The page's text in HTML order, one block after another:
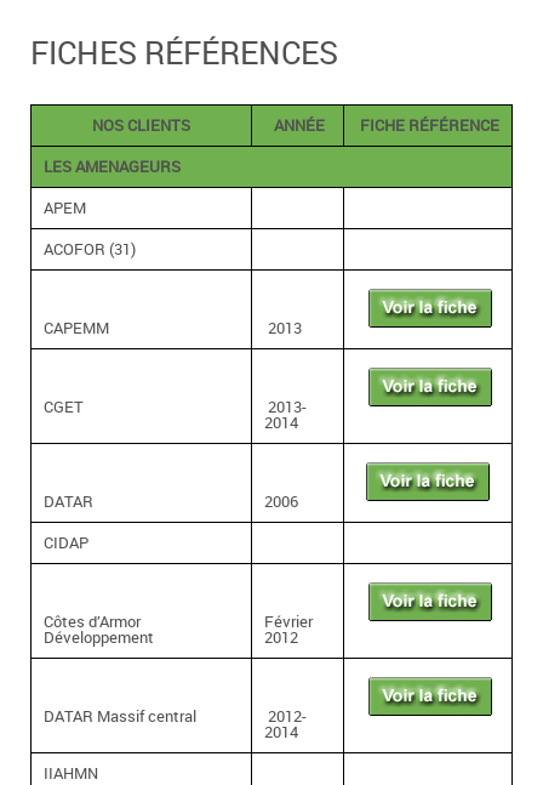
FICHES RÉFÉRENCES
NOS CLIENTS ANNÉE FICHE RÉFÉRENCE
LES AMENAGEURS
APEM
ACOFOR (31)
CAPEMM 2013
CGET 2013-
2014
DATAR
2006
CIDAP
Côtes d’Armor
Développement
Février
2012
DATAR Massif central 2012-
2014
IIAHMN